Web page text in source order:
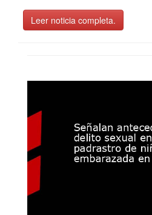
Leer noticia completa.